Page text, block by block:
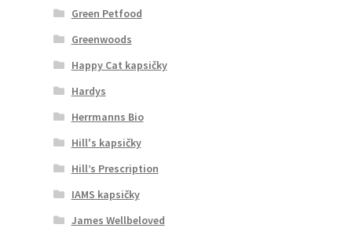
Green Petfood
Greenwoods
Happy Cat kapsičky
Hardys
Herrmanns Bio
Hill's kapsičky
Hill’s Prescription
IAMS kapsičky
James Wellbeloved